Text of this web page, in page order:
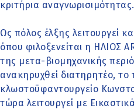
κριτήρια αναγνωρισιμότητας.
Ως πόλος έλξης λειτουργεί
όπου φιλοξενείται η ΗΛΙΟΣ
της μετα-βιομηχανικής
ανακηρυχθεί διατηρητέο,
κλωστοϋφαντουργείο
τώρα λειτουργεί με